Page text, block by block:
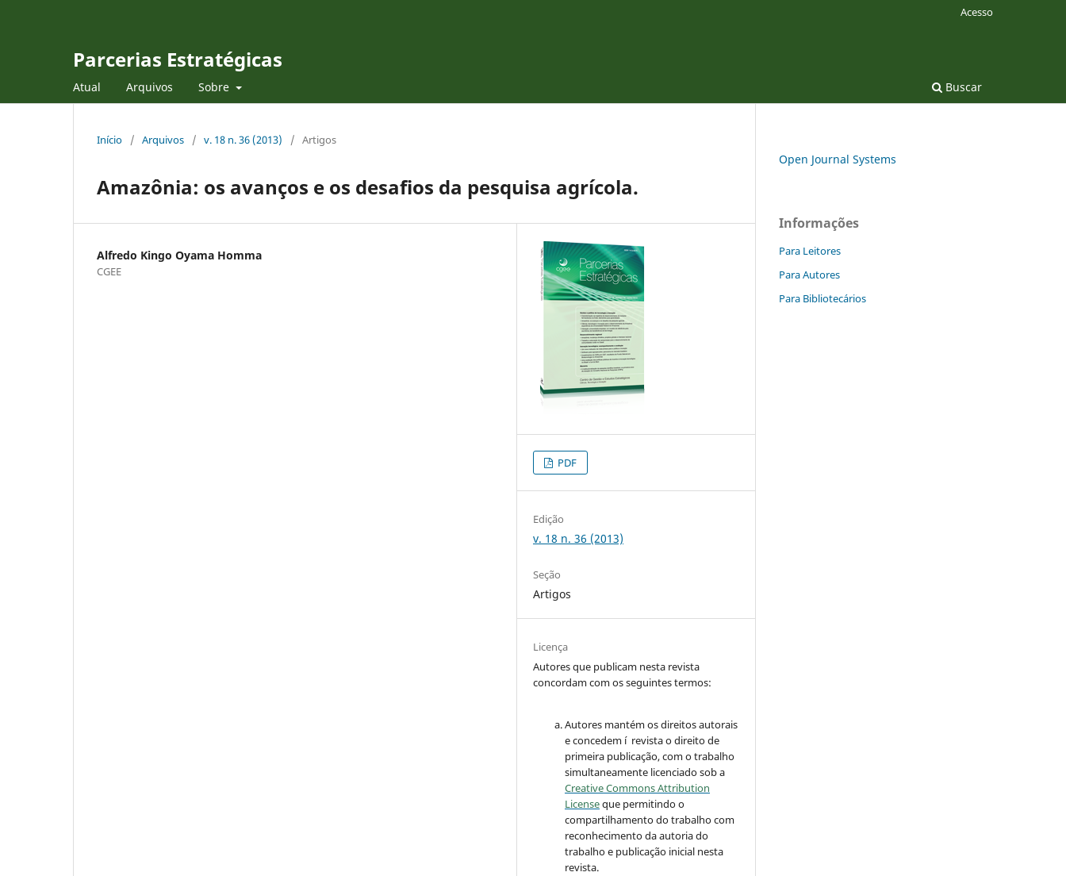
Parcerias Estratégicas
Atual Arquivos Sobre Buscar
Acesso
Início / Arquivos / v. 18 n. 36 (2013) / Artigos
Amazônia: os avanços e os desafios da pesquisa agrícola.
Alfredo Kingo Oyama Homma
CGEE
PDF
Edição
v. 18 n. 36 (2013)
Seção
Artigos
Licença
Autores que publicam nesta revista
concordam com os seguintes termos:
Autores mantém os direitos autorais
e concedem í revista o direito de
primeira publicação, com o trabalho
simultaneamente licenciado sob a
Creative Commons Attribution
Licenseque permitindo o
compartilhamento do trabalho com
reconhecimento da autoria do
trabalho e publicação inicial nesta
revista.
Open Journal Systems
Informações
Para Leitores
Para Autores
Para Bibliotecários